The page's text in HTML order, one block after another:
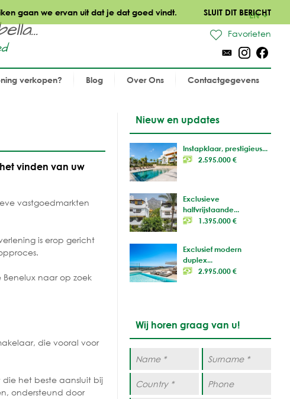
gaan we ervan uit dat je dat goed vindt. SLUIT DIT BERICHT
EN
Favorieten
verkopen? Blog Over Ons Contactgegevens
vinden van uw
vastgoedmarkten
is erop gericht
naar op zoek
die vooral voor
het beste aansluit bij
ondersteund door
Nieuw en updates
Instapklaar, prestigieus...
2.595.000 €
Exclusieve
halfvrijstaande...
1.395.000 €
Exclusief modern
duplex...
2.995.000 €
Wij horen graag van u!